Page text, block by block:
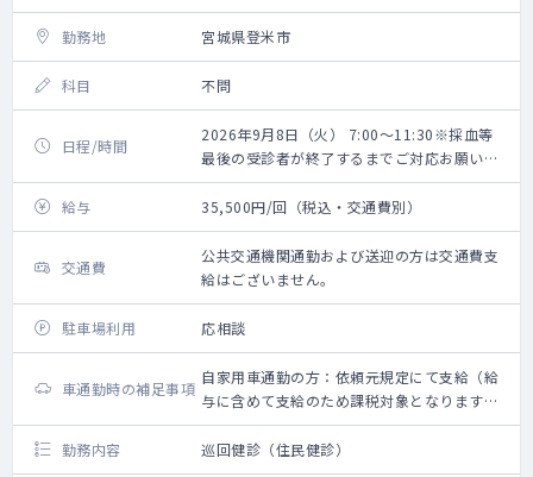
勤務地 宮城県登米市
科目 不問
日程/時間
2026年9月8日（火） 7:00～11:30※採血等
最後の受診者が終了するまでご対応お願いい
たします。
給与
35,500円/回（税込・交通費別）
交通費
公共交通機関通勤および送迎の方は交通費支
給はございません。
駐車場利用 応相談
車通勤時の補足事項
自家用車通勤の方：依頼元規定にて支給（給
与に含めて支給のため課税対象となります。
備考欄参照ください）
勤務内容
巡回健診（住民健診）